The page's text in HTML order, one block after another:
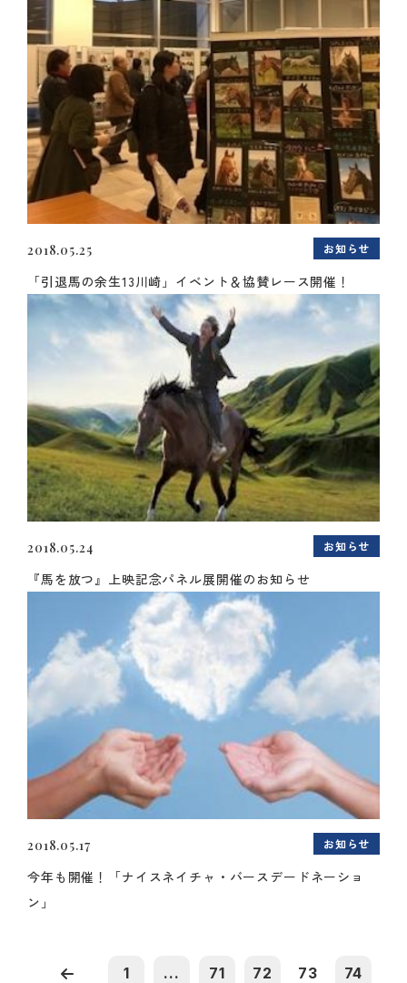
2018.05.25 お知らせ
「引退馬の余生13川崎」イベント＆協賛レース開催！
2018.05.24 お知らせ
『馬を放つ』上映記念パネル展開催のお知らせ
2018.05.17 お知らせ
今年も開催！「ナイスネイチャ・バースデードネーショ
ン」
1 ... 71 72 73 74